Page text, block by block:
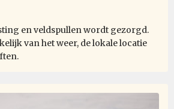
go way beyond, very passionate
informative. I definitely will join
in future.
en veldspullen wordt gezorgd.
van het weer, de lokale locatie